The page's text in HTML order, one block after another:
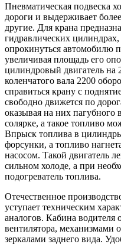
Пневматическая подвеска
дороги и выдерживает
другие. Для крана
гидравлических
опрокинуться автомобилю
увеличивая площадь его
цилиндровый двигатель на
коленчатого вала 2200
справиться крану с
свободно движется по
оказывая на них пагубного
солярке, а такое топливо
Впрыск топлива в цилиндры
форсунки, а топливо
насосом. Такой двигатель
сильном холоде, а при
подогреватель топлива.
Отечественное
уступает техническим
аналогов. Кабина водителя
вентилятора, механизмами
зеркалами заднего вида.